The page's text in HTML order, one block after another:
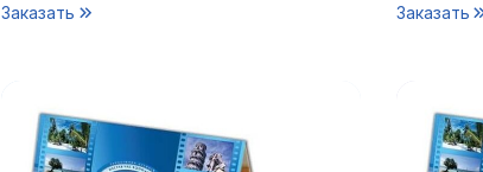
Заказать Заказать